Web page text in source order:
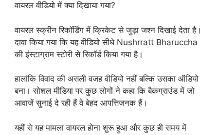
वायरल वीडियो में क्या दिखाया गया?
वायरल स्क्रीन रिकॉर्डिंग में क्रिकेट से जुड़ा जश्न दिखाई देता है।
दावा किया गया कि यह वीडियो सीधे Nushrratt Bharuccha
की इंस्टाग्राम स्टोरी से रिकॉर्ड किया गया है।
हालांकि विवाद की असली वजह वीडियो नहीं बल्कि उसका ऑडियो
बना। सोशल मीडिया पर कुछ लोगों ने कहा कि बैकग्राउंड में जो
आवाजें सुनाई दे रही हैं वे बेहद आपत्तिजनक हैं।
यहीं से यह मामला वायरल होना शुरू हुआ और कुछ ही समय में